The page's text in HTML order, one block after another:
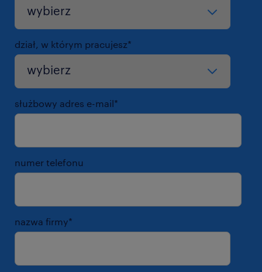
dział, w którym pracujesz*
służbowy adres e-mail*
numer telefonu
nazwa firmy*